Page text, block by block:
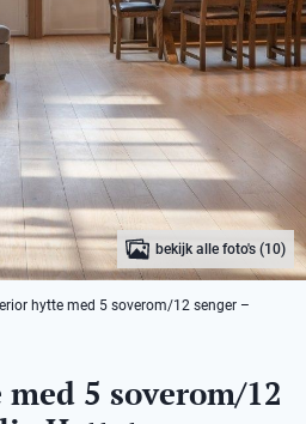
bekijk alle foto's (10)
hytte med 5 soverom/12 senger –
5 soverom/12